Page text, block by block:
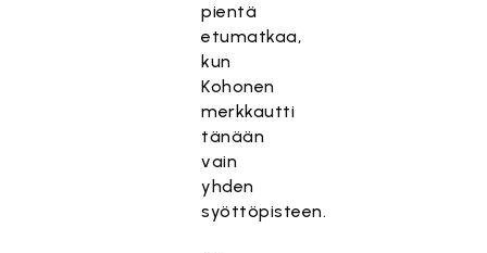
pientä
etumatkaa,
kun
Kohonen
merkkautti
tänään
vain
yhden
syöttöpisteen.
n
e
s
t
e
t
t
y
,